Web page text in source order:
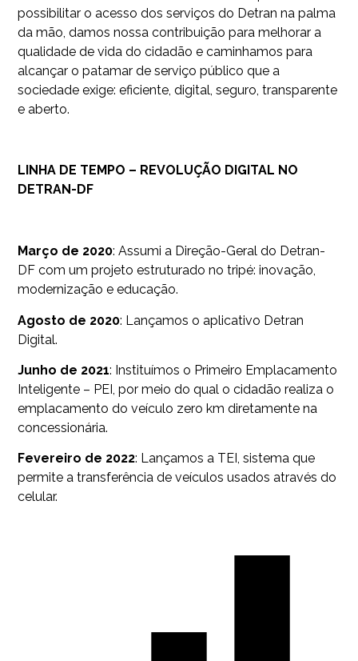
possibilitar o acesso dos serviços do Detran na palma
da mão, damos nossa contribuição para melhorar a
qualidade de vida do cidadão e caminhamos para
alcançar o patamar de serviço público que a
sociedade exige: eficiente, digital, seguro, transparente
e aberto.
LINHA DE TEMPO – REVOLUÇÃO DIGITAL NO
DETRAN-DF
Março de 2020: Assumi a Direção-Geral do Detran-
DF com um projeto estruturado no tripé: inovação,
modernização e educação.
Agosto de 2020: Lançamos o aplicativo Detran
Digital.
Junho de 2021: Instituímos o Primeiro Emplacamento
Inteligente – PEI, por meio do qual o cidadão realiza o
emplacamento do veículo zero km diretamente na
concessionária.
Fevereiro de 2022: Lançamos a TEI, sistema que
permite a transferência de veículos usados através do
celular.